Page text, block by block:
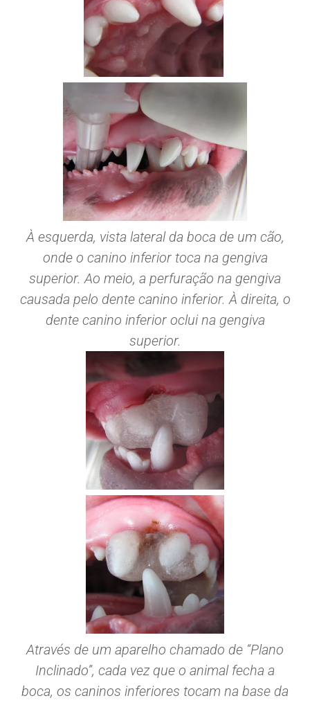
À esquerda, vista lateral da boca de um cão,
onde o canino inferior toca na gengiva
superior. Ao meio, a perfuração na gengiva
causada pelo dente canino inferior. À direita, o
dente canino inferior oclui na gengiva
superior.
Através de um aparelho chamado de “Plano
Inclinado”, cada vez que o animal fecha a
boca, os caninos inferiores tocam na base da